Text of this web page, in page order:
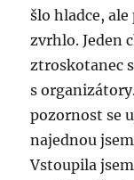
šlo hladce,
zvrhlo. Jeden
ztroskotanec
s
pozornost se
najednou
Vstoupila